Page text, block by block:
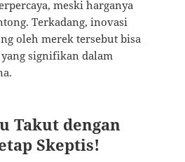
meski harganya
Terkadang, inovasi
oleh merek tersebut bisa
signifikan dalam
Takut dengan
Skeptis!